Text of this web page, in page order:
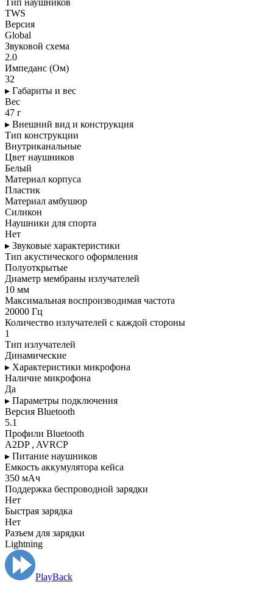
Тип наушников
TWS
Версия
Global
Звуковой схема
2.0
Импеданс (Ом)
32
▸ Габариты и вес
Вес
47 г
▸ Внешний вид и конструкция
Тип конструкции
Внутриканальные
Цвет наушников
Белый
Материал корпуса
Пластик
Материал амбушюр
Силикон
Наушники для спорта
Нет
▸ Звуковые характеристики
Тип акустического оформления
Полуоткрытые
Диаметр мембраны излучателей
10 мм
Максимальная воспроизводимая частота
20000 Гц
Количество излучателей с каждой стороны
1
Тип излучателей
Динамические
▸ Характеристики микрофона
Наличие микрофона
Да
▸ Параметры подключения
Версия Bluetooth
5.1
Профили Bluetooth
A2DP , AVRCP
▸ Питание наушников
Емкость аккумулятора кейса
350 мАч
Поддержка беспроводной зарядки
Нет
Быстрая зарядка
Нет
Разъем для зарядки
Lightning
PlayBack